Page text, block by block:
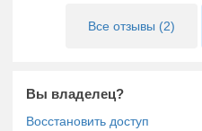
Все отзывы (2)
Вы владелец?